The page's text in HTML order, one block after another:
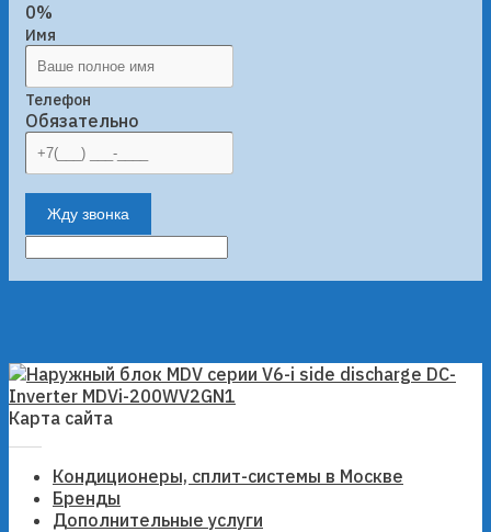
0%
Имя
Телефон
Обязательно
Жду звонка
Карта сайта
Кондиционеры, сплит-системы в Москве
Бренды
Дополнительные услуги